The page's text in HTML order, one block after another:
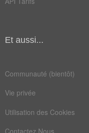
Et aussi...
Communauté (bientôt)
Vie privée
Utilisation des Cookies
Contactez Nous